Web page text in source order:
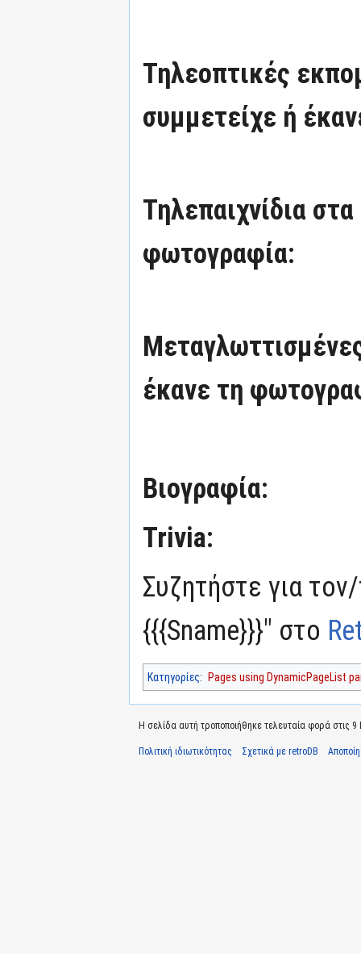
Τηλεοπτικές
συμμετείχε ή
Τηλεπαιχνίδια
φωτογραφία:
έκανε τη
Βιογραφία:
Trivia:
Συζητήστε για
{{{Sname}}}" στο
Κατηγορίες: Pages using DynamicPageList
Η σελίδα αυτή τροποποιήθηκε τελευταία φορά στις 9
Πολιτική ιδιωτικότητας Σχετικά με retroDB